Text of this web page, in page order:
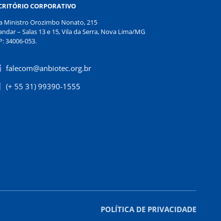
CORPORATIVO
Ministro Orozimbo Nonato, 215
– Salas 13 e 15, Vila da Serra, Nova Lima/MG
34006-053.
falecom@anbiotec.org.br
(+ 55 31) 99390-1555
POLÍTICA DE PRIVACIDADE